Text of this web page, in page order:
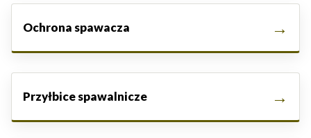
Ochrona spawacza
Przyłbice spawalnicze